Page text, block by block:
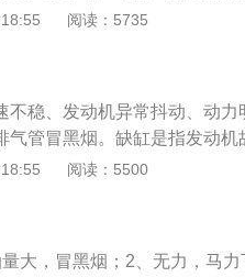
有缸数或少数缸体不工作的情
、喷油嘴聚有积碳或喷油嘴滤
过多。
阅读：5735
不稳、发动机异常抖动、动力
气管冒黑烟。缺缸是指发动
不工作的情况。缺缸的原因有
喷油嘴滤网堵塞，导致不能
阅读：5500
大，冒黑烟；2、无力，马力